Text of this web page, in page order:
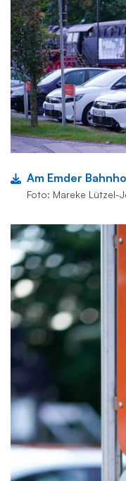
Am Emder Bahnhof
Foto: Mareke Lützel-